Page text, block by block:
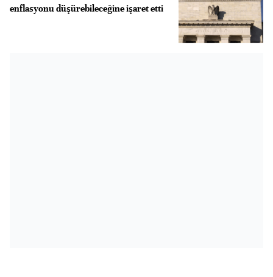
enflasyonu düşürebileceğine işaret etti